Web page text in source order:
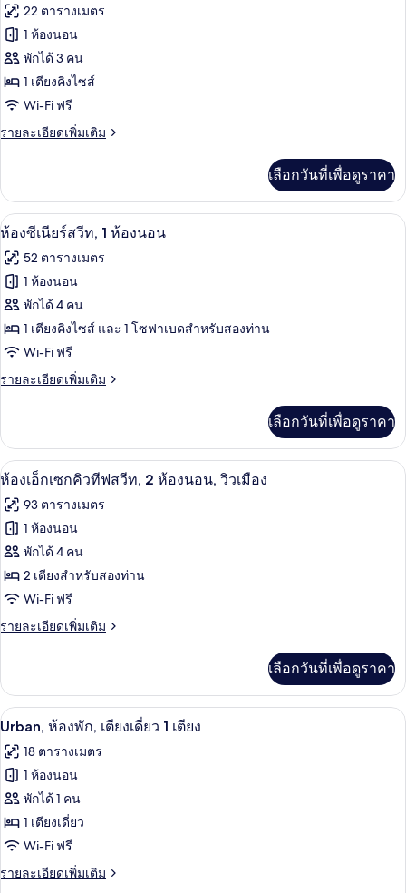
เนียร์
สวี
ท,
ห้อง
นอน
ภาพถ่าย
ทั้งหมด
ของ
ห้อง
พัก,
เตียง
ไซส์
เตียง
22 ตารางเมตร
1 ห้องนอน
พักได้ 3 คน
1 เตียงคิงไซส์
Wi-Fi ฟรี
รายละเอียดเพิ่มเติม
ราย
เกี่ยว
กับ
ห้อง
เตียง
คิง
ไซส์
เตียง
เลือกวันที่เพื่อดูราคา
เปิด
ภาพถ่าย
ทั้งหมด
ของ
ห้อง
ซี
เนียร์
1
ห้อง
นอน
ห้องซีเนียร์สวีท, 1 ห้องนอน | เครื่องน
6
ห้องซีเนียร์สวีท, 1 ห้องนอน
52 ตารางเมตร
1 ห้องนอน
พักได้ 4 คน
1 เตียงคิงไซส์ และ 1 โซฟาเบดสำหรับสองท่าน
Wi-Fi ฟรี
รายละเอียดเพิ่มเติม
ราย
เกี่ยว
กับ
ห้อง
เนียร์
สวี
ท,
ห้อง
นอน
เลือกวันที่เพื่อดูราคา
เปิด
ภาพถ่าย
ทั้งหมด
ของ
ห้อง
เอ็ก
เซก
ทีฟ
สวีท,
2
ห้อง
นอน,
วิว
เมือง
ห้องเอ็กเซกคิวทีฟสวีท, 2 ห้องนอน, วิว
14
ห้องเอ็กเซกคิวทีฟสวีท, 2 ห้องนอน, วิวเมือง
93 ตารางเมตร
1 ห้องนอน
พักได้ 4 คน
2 เตียงสำหรับสองท่าน
Wi-Fi ฟรี
รายละเอียดเพิ่มเติม
ราย
เกี่ยว
กับ
ห้อง
เซก
คิว
ทีฟ
สวี
ท,
2
ห้อง
นอน,
เลือกวันที่เพื่อดูราคา
เปิด
ภาพถ่าย
ทั้งหมด
ของ
Urban,
ห้อง
พัก,
Urban, ห้องพัก, เตียงเดี่ยว 1 เตียง |
7
Urban, ห้องพัก, เตียงเดี่ยว 1 เตียง
18 ตารางเมตร
1 ห้องนอน
พักได้ 1 คน
1 เตียงเดี่ยว
Wi-Fi ฟรี
รายละเอียดเพิ่มเติม
ราย